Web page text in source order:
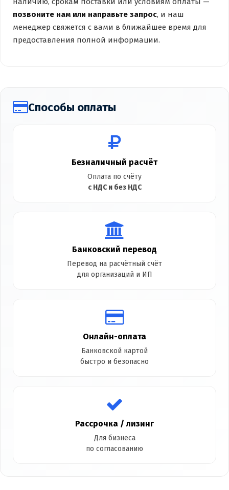
позвоните нам или направьте запрос, и наш
менеджер свяжется с вами в ближайшее время для
предоставления полной информации.
Способы оплаты
Безналичный расчёт
Оплата по счёту
с НДС и без НДС
Банковский перевод
Перевод на расчётный счёт
для организаций и ИП
Онлайн-оплата
Банковской картой
быстро и безопасно
Рассрочка / лизинг
Для бизнеса
по согласованию